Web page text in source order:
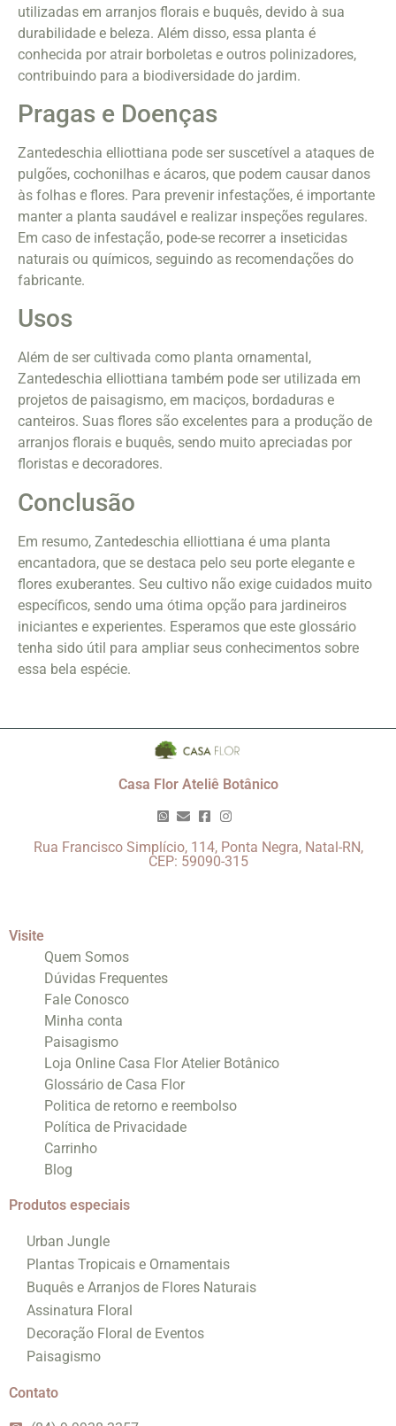
utilizadas em arranjos florais e buquês, devido à sua
durabilidade e beleza. Além disso, essa planta é
conhecida por atrair borboletas e outros polinizadores,
contribuindo para a biodiversidade do jardim.
Pragas e Doenças
Zantedeschia elliottiana pode ser suscetível a ataques de
pulgões, cochonilhas e ácaros, que podem causar danos
às folhas e flores. Para prevenir infestações, é importante
manter a planta saudável e realizar inspeções regulares.
Em caso de infestação, pode-se recorrer a inseticidas
naturais ou químicos, seguindo as recomendações do
fabricante.
Usos
Além de ser cultivada como planta ornamental,
Zantedeschia elliottiana também pode ser utilizada em
projetos de paisagismo, em maciços, bordaduras e
canteiros. Suas flores são excelentes para a produção de
arranjos florais e buquês, sendo muito apreciadas por
floristas e decoradores.
Conclusão
Em resumo, Zantedeschia elliottiana é uma planta
encantadora, que se destaca pelo seu porte elegante e
flores exuberantes. Seu cultivo não exige cuidados muito
específicos, sendo uma ótima opção para jardineiros
iniciantes e experientes. Esperamos que este glossário
tenha sido útil para ampliar seus conhecimentos sobre
essa bela espécie.
Casa Flor Ateliê Botânico
Rua Francisco Simplício, 114, Ponta Negra, Natal-RN,
CEP: 59090-315
Visite
Quem Somos
Dúvidas Frequentes
Fale Conosco
Minha conta
Paisagismo
Loja Online Casa Flor Atelier Botânico
Glossário de Casa Flor
Politica de retorno e reembolso
Política de Privacidade
Carrinho
Blog
Produtos especiais
Urban Jungle
Plantas Tropicais e Ornamentais
Buquês e Arranjos de Flores Naturais
Assinatura Floral
Decoração Floral de Eventos
Paisagismo
Contato